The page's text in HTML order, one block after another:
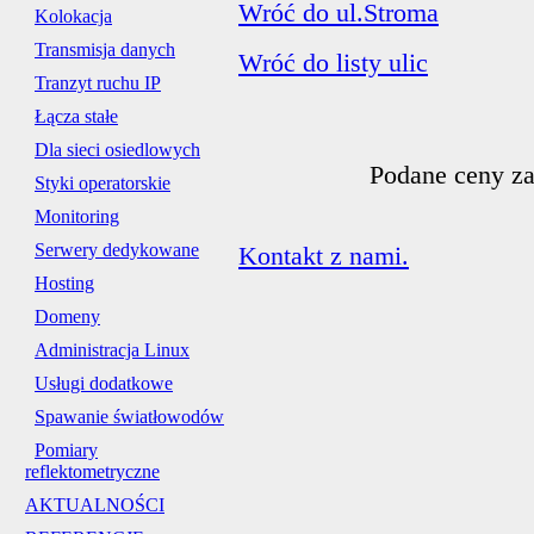
Kolokacja
Transmisja danych
Tranzyt ruchu IP
Łącza stałe
Dla sieci osiedlowych
Styki operatorskie
Monitoring
Serwery dedykowane
Hosting
Domeny
Administracja Linux
Usługi dodatkowe
Spawanie światłowodów
Pomiary
reflektometryczne
AKTUALNOŚCI
Wróć do ul.Stroma
Wróć do listy ulic
Podane ceny
Kontakt z nami.